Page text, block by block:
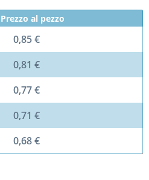
Prezzo al pezzo
0,85 €
0,81 €
0,77 €
0,71 €
0,68 €